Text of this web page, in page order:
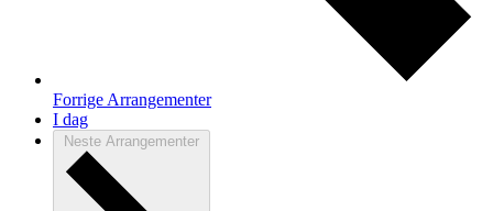
Forrige Arrangementer
I dag
Neste Arrangementer